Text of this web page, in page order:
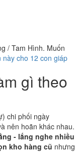
/ Tam Hình. Muốn
này cho 12 con giáp
gì theo
chi phối ngày
nên hoãn khác nhau.
- lắng nghe nhiều
kho hàng cũ nhưng